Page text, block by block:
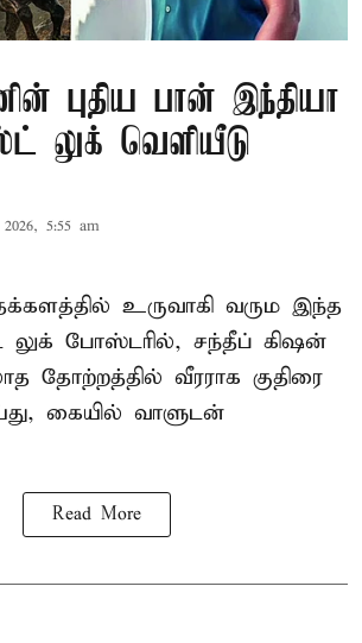
புதிய பான் இந்தியா
லுக் வெளியீடு
5:55 am
உருவாகி வரும இந்த
லுக் போஸ்டரில், சந்தீப் கிஷன்
தோற்றத்தில் வீரராக குதிரை
கையில் வாளுடன்
Read More